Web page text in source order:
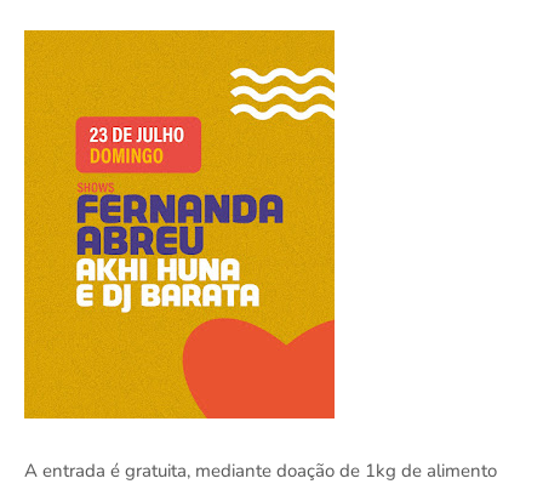
A entrada é gratuita, mediante doação de 1kg de alimento